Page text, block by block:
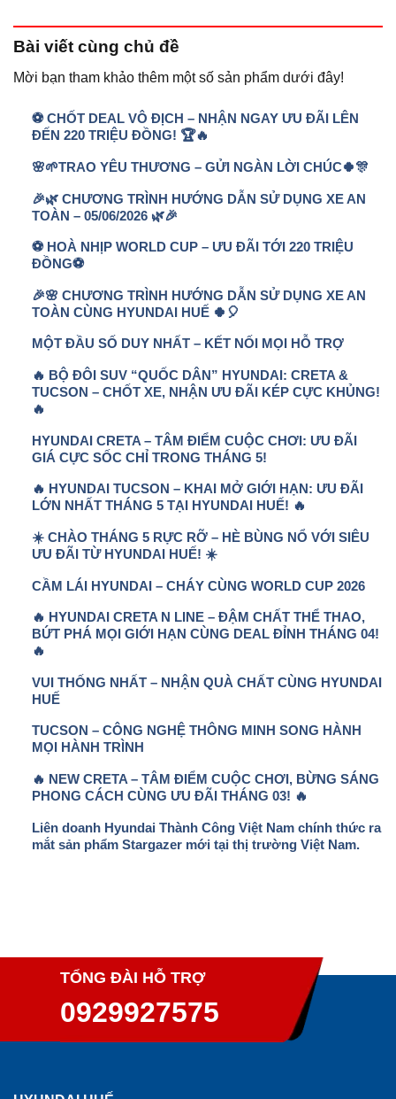
Bài viết cùng chủ đề
Mời bạn tham khảo thêm một số sản phẩm dưới đây!
⚽ CHỐT DEAL VÔ ĐỊCH – NHẬN NGAY ƯU ĐÃI LÊN
ĐẾN 220 TRIỆU ĐỒNG! 🏆🔥
🌸🌱TRAO YÊU THƯƠNG – GỬI NGÀN LỜI CHÚC🍀🎊
🎉🌿 CHƯƠNG TRÌNH HƯỚNG DẪN SỬ DỤNG XE AN
TOÀN – 05/06/2026 🌿🎉
⚽ HOÀ NHỊP WORLD CUP – ƯU ĐÃI TỚI 220 TRIỆU
ĐỒNG⚽
🎉🌸 CHƯƠNG TRÌNH HƯỚNG DẪN SỬ DỤNG XE AN
TOÀN CÙNG HYUNDAI HUẾ 🍀🎈
MỘT ĐẦU SỐ DUY NHẤT – KẾT NỐI MỌI HỖ TRỢ
🔥 BỘ ĐÔI SUV “QUỐC DÂN” HYUNDAI: CRETA &
TUCSON – CHỐT XE, NHẬN ƯU ĐÃI KÉP CỰC KHỦNG!
🔥
HYUNDAI CRETA – TÂM ĐIỂM CUỘC CHƠI: ƯU ĐÃI
GIÁ CỰC SỐC CHỈ TRONG THÁNG 5!
🔥 HYUNDAI TUCSON – KHAI MỞ GIỚI HẠN: ƯU ĐÃI
LỚN NHẤT THÁNG 5 TẠI HYUNDAI HUẾ! 🔥
☀️ CHÀO THÁNG 5 RỰC RỠ – HÈ BÙNG NỔ VỚI SIÊU
ƯU ĐÃI TỪ HYUNDAI HUẾ! ☀️
CẦM LÁI HYUNDAI – CHÁY CÙNG WORLD CUP 2026
🔥 HYUNDAI CRETA N LINE – ĐẬM CHẤT THỂ THAO,
BỨT PHÁ MỌI GIỚI HẠN CÙNG DEAL ĐỈNH THÁNG 04!
🔥
VUI THỐNG NHẤT – NHẬN QUÀ CHẤT CÙNG HYUNDAI
HUẾ
TUCSON – CÔNG NGHỆ THÔNG MINH SONG HÀNH
MỌI HÀNH TRÌNH
🔥 NEW CRETA – TÂM ĐIỂM CUỘC CHƠI, BỪNG SÁNG
PHONG CÁCH CÙNG ƯU ĐÃI THÁNG 03! 🔥
Liên doanh Hyundai Thành Công Việt Nam chính thức ra
mắt sản phẩm Stargazer mới tại thị trường Việt Nam.
TỔNG ĐÀI HỖ TRỢ
0929927575